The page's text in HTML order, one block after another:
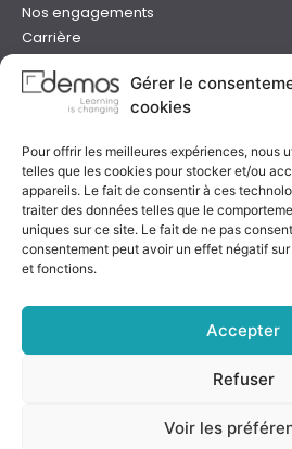
Gérer le
cookies
Pour offrir les meilleures expériences, nous
telles que les cookies pour stocker et/ou
appareils. Le fait de consentir à ces
traiter des données telles que le
uniques sur ce site. Le fait de ne pas
consentement peut avoir un effet négatif
et fonctions.
Accepter
Refuser
Voir les
Nos engagements
Carrière
Presse
Catalogues
Aide
Nous contacter
Nous trouver
Préparer sa formation
Sessions garanties
Qualité & certification